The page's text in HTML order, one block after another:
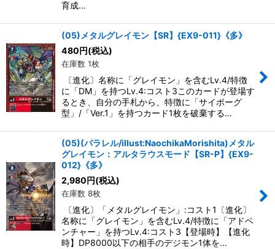
育成…
(05)メタルグレイモン【SR】{EX9-011}《多》
480 円(税込)
在庫数 1枚
〔進化〕名称に「グレイモン」を含むLv.4/特徴
に「DM」を持つLv.4:コスト3このカードが登場す
るとき、自分の手札から、特徴に「サイボーグ
型」/「Ver.1」を持つカード1枚を破棄する…
(05)(パラレル/illust:NaochikaMorishita)メタル
グレイモン：アルタラウスモード【SR-P】{EX9-
012}《多》
2,980 円(税込)
在庫数 8枚
〔進化〕「メタルグレイモン」:コスト1〔進化〕
名称に「グレイモン」を含むLv.4/特徴に「アドベ
ンチャー」を持つLv.4:コスト3【登場時】【進化
時】DP8000以下の相手のデジモン1体を…